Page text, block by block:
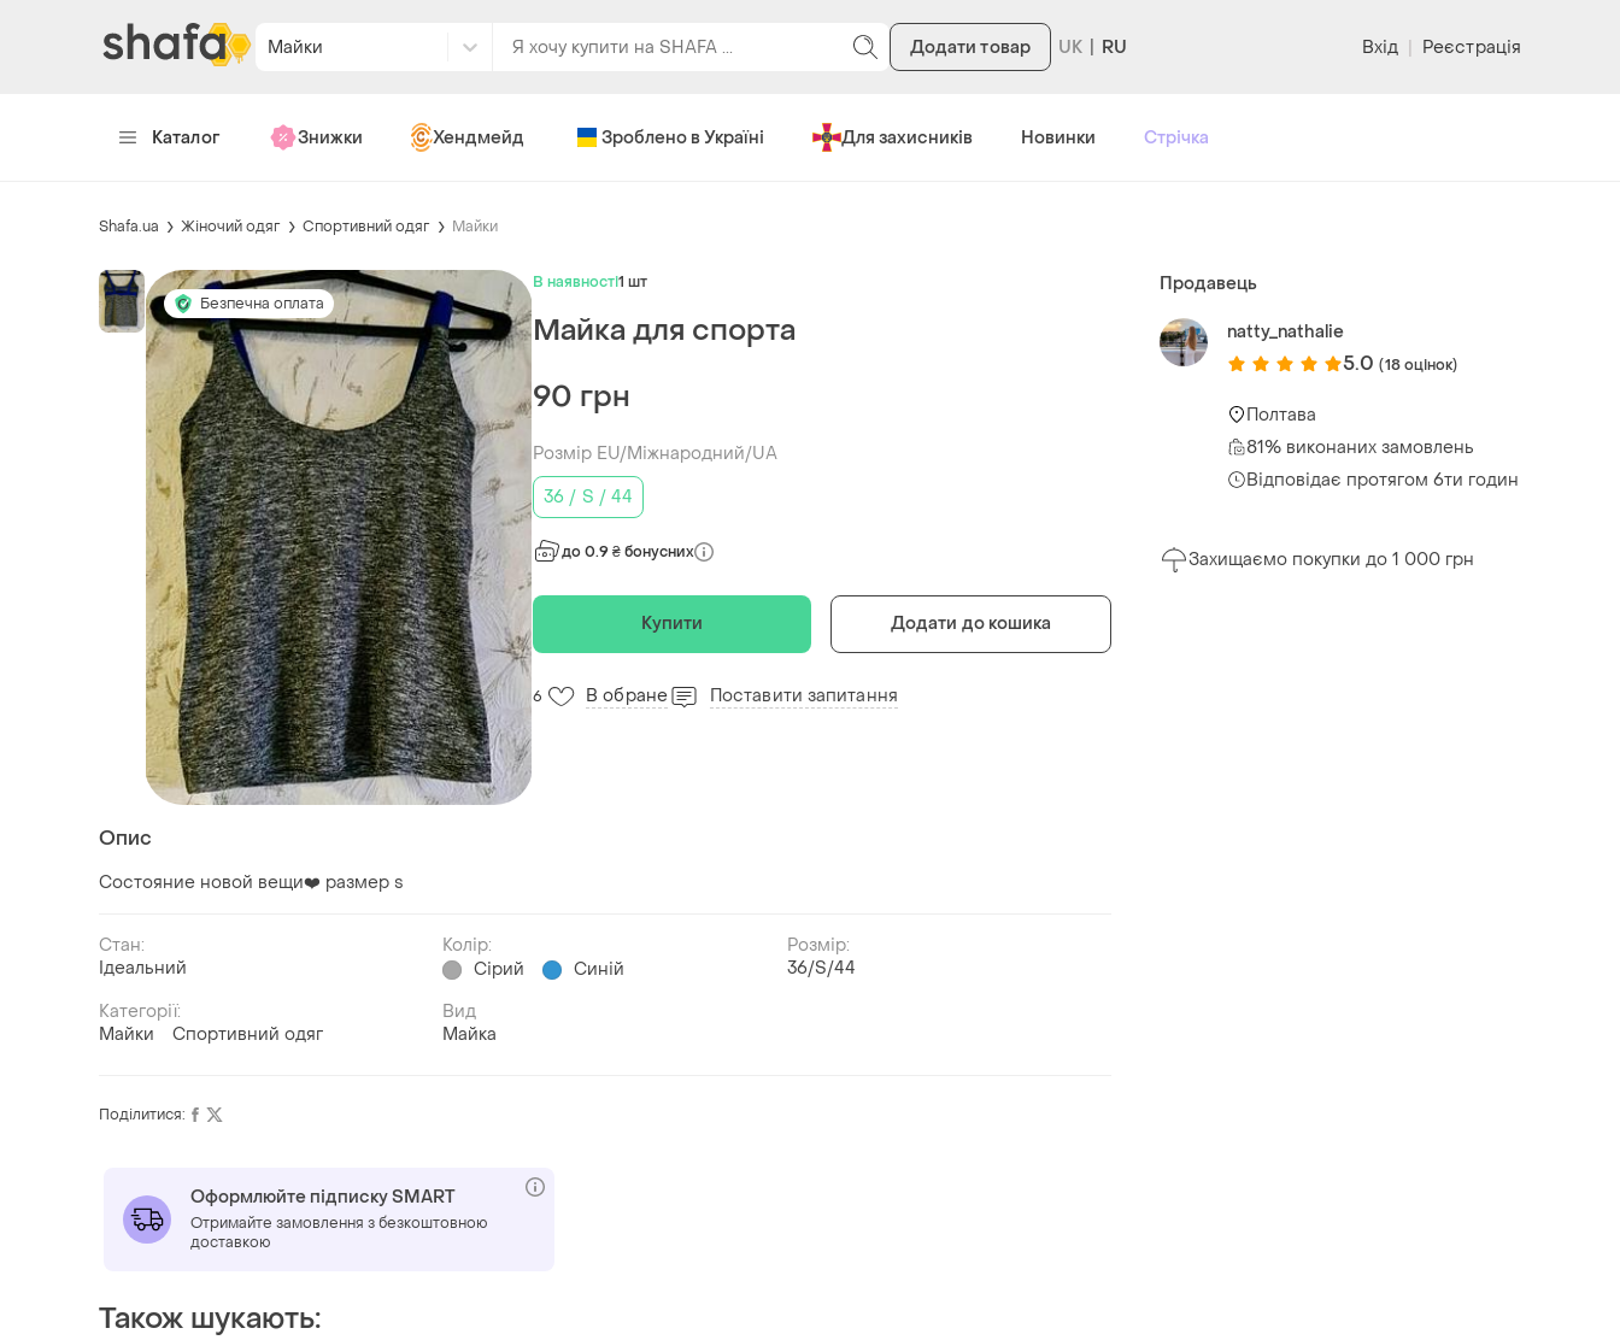
Майки Додати товар RU Вхід | Реєстрація
Каталог Знижки Хендмейд Зроблено в Україні Для захисників Новинки Стрічка
Shafa.ua Жіночий одяг Спортивний одяг Майки
Безпечна оплата
В наявності1 шт
Майка для спорта
90 грн
Розмір EU/Міжнародний/UA
36 / S / 44
до 0.9 ₴ бонусних
Купити Додати до кошика
6 В обране Поставити запитання
Опис
Состояние новой вещи❤️ размер s
Стан:
Ідеальний
Колір:
Сірий
Синій
Розмір:
36/S/44
Категорії:
Майки
Спортивний одяг
Вид
Майка
Продавець
natty_nathalie
5.0 (18 оцінок)
Полтава
81% виконаних замовлень
Відповідає протягом 6ти годин
Захищаємо покупки до 1 000 грн
Поділитися:
Оформлюйте підписку SMART
Отримайте замовлення з безкоштовною
доставкою
Також шукають: